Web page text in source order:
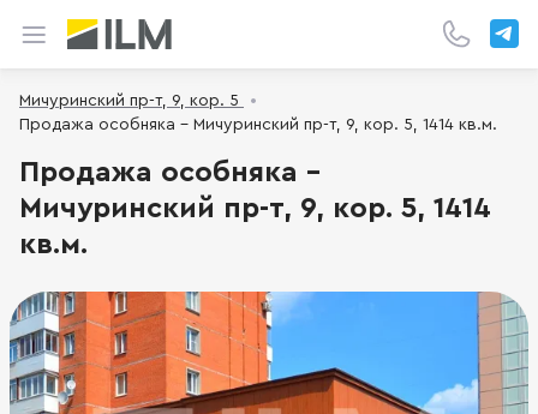
Мичуринский пр-т, 9, кор. 5
Продажа особняка - Мичуринский пр-т, 9, кор. 5, 1414 кв.м.
Продажа особняка -
Мичуринский пр-т, 9, кор. 5, 1414
кв.м.